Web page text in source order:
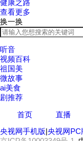
健康之路
查看更多
换一换
听音
视频百科
祖国美
微故事
ai美食
剧推荐
首页
直播
央视网手机版|央视网PC